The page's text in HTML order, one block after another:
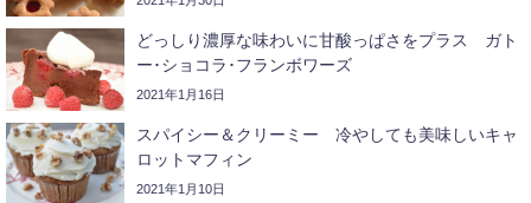
どっしり濃厚な味わいに甘酸っぱさをプラス ガト
ー･ショコラ･フランボワーズ
2021年1月16日
スパイシー＆クリーミー 冷やしても美味しいキャ
ロットマフィン
2021年1月10日